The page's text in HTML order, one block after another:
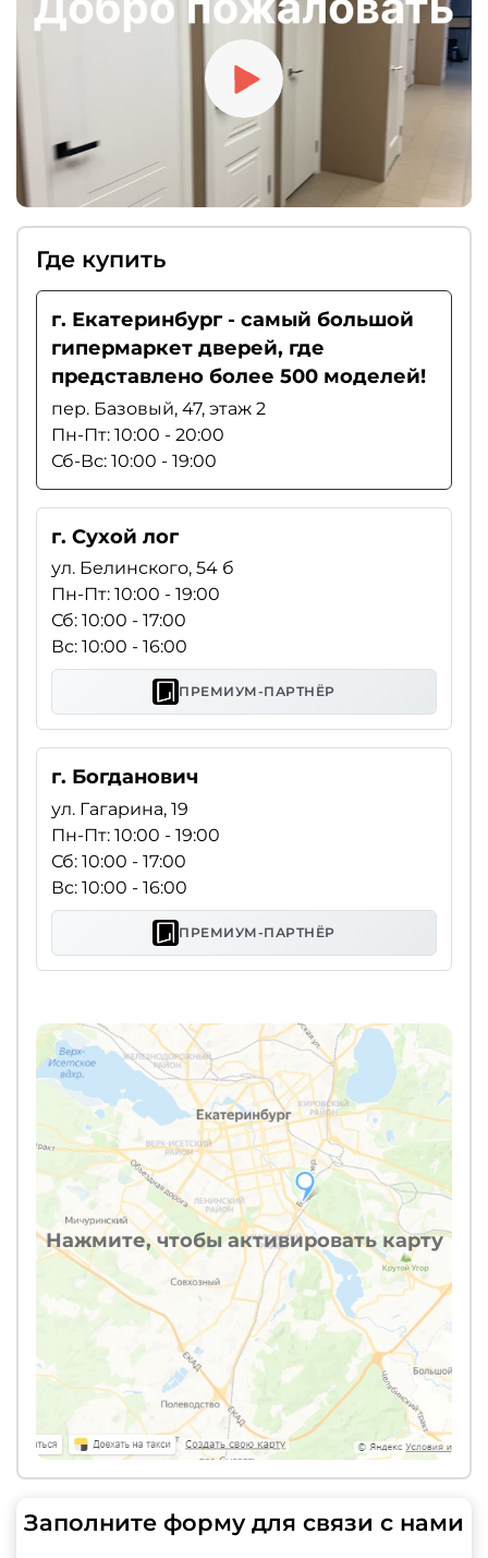
рекомендуем выбирать магнитные замки.
Нажмите, чтобы активировать карту
Где купить
г. Екатеринбург - самый большой
гипермаркет дверей, где
представлено более 500 моделей!
пер. Базовый, 47, этаж 2
Пн-Пт: 10:00 - 20:00
Сб-Вс: 10:00 - 19:00
г. Сухой лог
ул. Белинского, 54 б
Пн-Пт: 10:00 - 19:00
Сб: 10:00 - 17:00
Вс: 10:00 - 16:00
ПРЕМИУМ-ПАРТНЁР
г. Богданович
ул. Гагарина, 19
Пн-Пт: 10:00 - 19:00
Сб: 10:00 - 17:00
Вс: 10:00 - 16:00
ПРЕМИУМ-ПАРТНЁР
Заполните форму для связи с нами